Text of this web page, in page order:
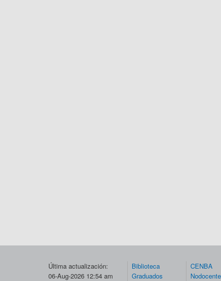
Última actualización:
06-Aug-2026 12:54 am
Biblioteca
Graduados
CENBA